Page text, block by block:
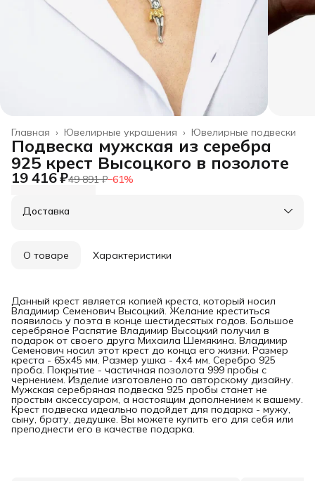
Ювелирные подвески
Ювелирные украшения ›
Главная ›
Подвеска мужская из серебра
925 крест Высоцкого в позолоте
19 416 ₽49 891 ₽−61%
Доставка
О товаре Характеристики
Данный крест является копией креста, который носил
Владимир Семенович Высоцкий. Желание креститься
появилось у поэта в конце шестидесятых годов. Большое
серебряное Распятие Владимир Высоцкий получил в
подарок от своего друга Михаила Шемякина. Владимир
Семенович носил этот крест до конца его жизни. Размер
креста - 65х45 мм. Размер ушка - 4х4 мм. Серебро 925
проба. Покрытие - частичная позолота 999 пробы с
чернением. Изделие изготовлено по авторскому дизайну.
Мужская серебряная подвеска 925 пробы станет не
простым аксессуаром, а настоящим дополнением к вашему.
Крест подвеска идеально подойдет для подарка - мужу,
сыну, брату, дедушке. Вы можете купить его для себя или
преподнести его в качестве подарка.